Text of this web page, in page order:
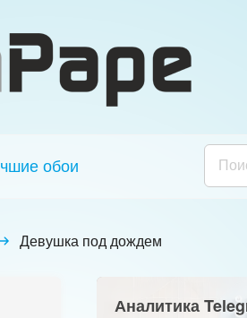
обои
Девушка под дождем
Аналитика